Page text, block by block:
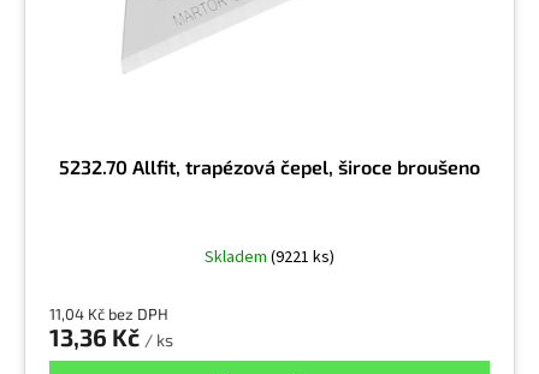
5232.70 Allfit, trapézová čepel, široce broušeno
Skladem (9221 ks)
11,04 Kč bez DPH
13,36 Kč / ks